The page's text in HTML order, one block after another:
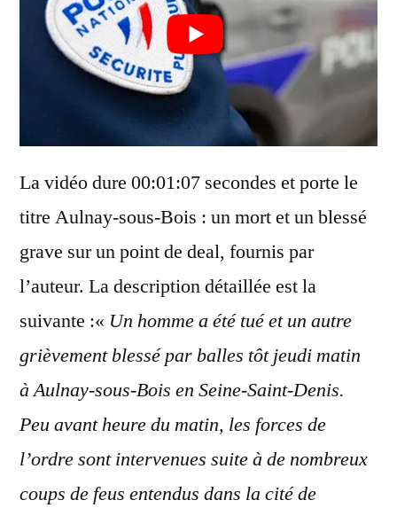
La vidéo dure 00:01:07 secondes et porte le
titre Aulnay-sous-Bois : un mort et un blessé
grave sur un point de deal, fournis par
l’auteur. La description détaillée est la
suivante :« Un homme a été tué et un autre
grièvement blessé par balles tôt jeudi matin
à Aulnay-sous-Bois en Seine-Saint-Denis.
Peu avant heure du matin, les forces de
l’ordre sont intervenues suite à de nombreux
coups de feus entendus dans la cité de